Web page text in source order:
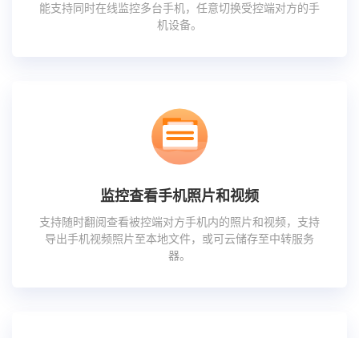
能支持同时在线监控多台手机，任意切换受控端对方的手
机设备。
监控查看手机照片和视频
支持随时翻阅查看被控端对方手机内的照片和视频，支持
导出手机视频照片至本地文件，或可云储存至中转服务
器。